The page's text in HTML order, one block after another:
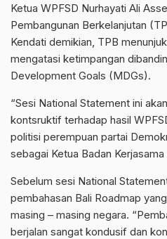
Ketua WPFSD Nurhayati Ali
Pembangunan Berkelanjutan
Kendati demikian, TPB
mengatasi ketimpangan
Development Goals (MDGs).
“Sesi National Statement ini
kontsruktif terhadap hasil
politisi perempuan partai
sebagai Ketua Badan
Sebelum sesi National
pembahasan Bali Roadmap
masing – masing negara.
berjalan sangat kondusif dan